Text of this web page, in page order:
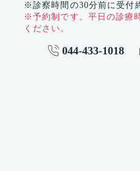
※診察時間の30分前に受付
※予約制です。平日の診療
ください。
 044-433-1018